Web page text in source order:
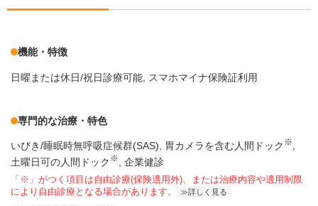
機能・特徴
日曜または休日/祝日診療可能 スマホマイナ保険証利用
専門的な治療・特色
いびき/睡眠時無呼吸症候群(SAS) 胃カメラを含む人間ドック ※
土曜日可の人間ドック ※ 企業健診
「※」がつく項目は自由診療(保険適用外)、または治療内容や適用制限
により自由診療となる場合があります。
詳しく見る